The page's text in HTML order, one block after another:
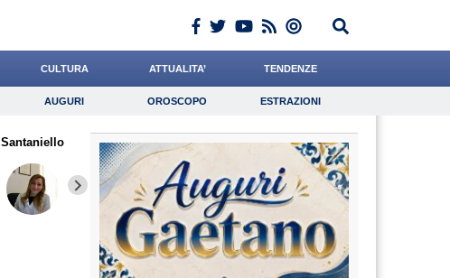
CULTURA ATTUALITA’ TENDENZE
Auguri Oroscopo Estrazioni
Giornalista Lavoro Psicologia
AUGURI OROSCOPO ESTRAZIONI
Santaniello Carfagna Barnaba Mazzone Quaglia